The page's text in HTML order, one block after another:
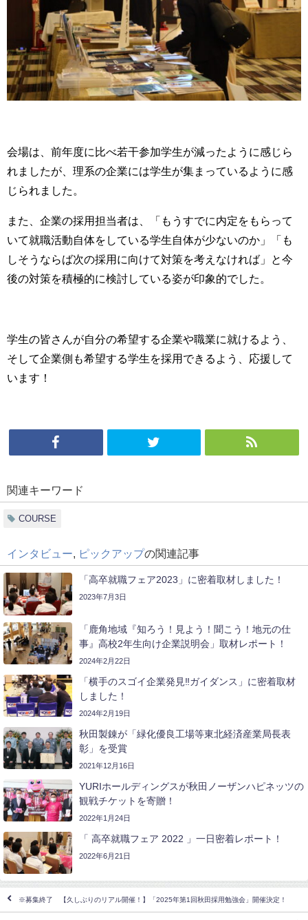
会場は、前年度に比べ若干参加学生が減ったように感じら
れましたが、理系の企業には学生が集まっているように感
じられました。
また、企業の採用担当者は、「もうすでに内定をもらって
いて就職活動自体をしている学生自体が少ないのか」「も
しそうならば次の採用に向けて対策を考えなければ」と今
後の対策を積極的に検討している姿が印象的でした。
学生の皆さんが自分の希望する企業や職業に就けるよう、
そして企業側も希望する学生を採用できるよう、応援して
います！
関連キーワード
COURSE
インタビュー ピックアップの関連記事
「高卒就職フェア2023」に密着取材しました！
2023年7月3日
「鹿角地域『知ろう！見よう！聞こう！地元の仕
事』高校2年生向け企業説明会」取材レポート！
2024年2月22日
「横手のスゴイ企業発見‼ガイダンス」に密着取材
しました！
2024年2月19日
秋田製錬が「緑化優良工場等東北経済産業局長表
彰」を受賞
2021年12月16日
YURIホールディングスが秋田ノーザンハピネッツの
観戦チケットを寄贈！
2022年1月24日
「 高卒就職フェア 2022 」一日密着レポート！
2022年6月21日
※募集終了 【久しぶりのリアル開催！】「2025年第1回秋田採用勉強会」開催決定！